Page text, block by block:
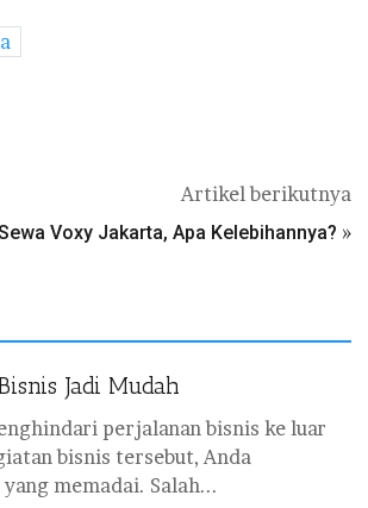
Artikel berikutnya
Voxy Jakarta, Apa Kelebihannya? »
Jadi Mudah
perjalanan bisnis ke luar
bisnis tersebut, Anda
memadai. Salah...